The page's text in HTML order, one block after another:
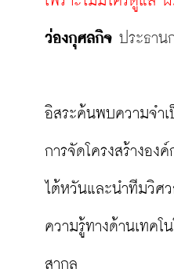
ว่องกุศลกิจ ประธาน
อิสระค้นพบความจำ
การจัดโครงสร้างอง
ไต้หวันและนำทีมวิศ
ความรู้ทางด้านเทค
สากล